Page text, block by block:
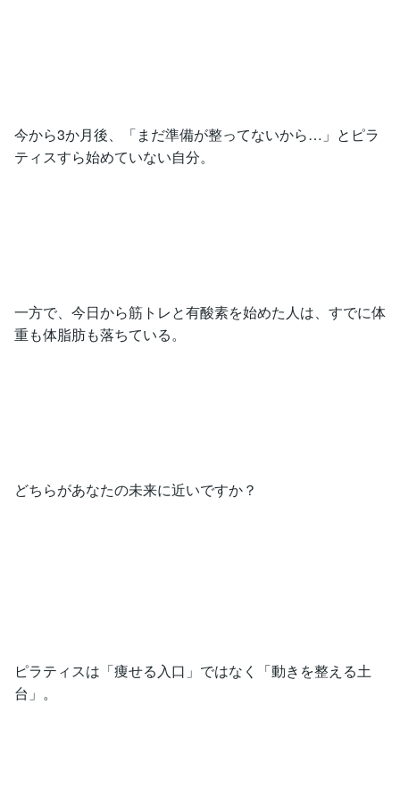
今から3か月後、「まだ準備が整ってないから…」とピラ
ティスすら始めていない自分。
一方で、今日から筋トレと有酸素を始めた人は、すでに体
重も体脂肪も落ちている。
どちらがあなたの未来に近いですか？
ピラティスは「痩せる入口」ではなく「動きを整える土
台」。